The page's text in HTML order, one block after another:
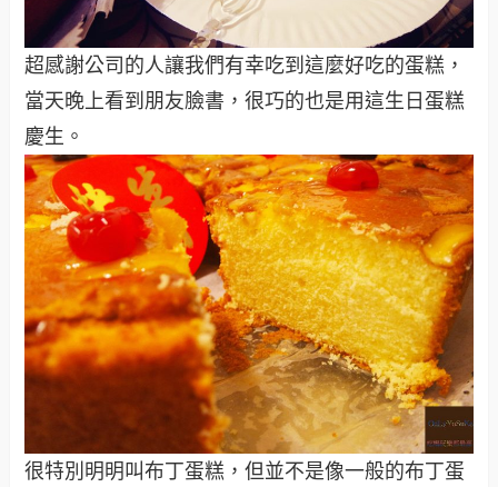
超感謝公司的人讓我們有幸吃到這麼好吃的蛋糕，
當天晚上看到朋友臉書，很巧的也是用這生日蛋糕
慶生。
很特別明明叫布丁蛋糕，但並不是像一般的布丁蛋